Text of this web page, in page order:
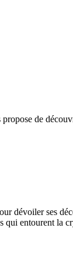
de
dévoiler ses
entourent la